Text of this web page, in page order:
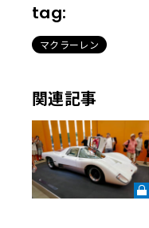
tag:
マクラーレン
関連記事